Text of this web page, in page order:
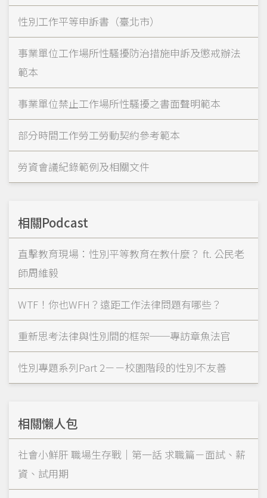
性別工作平等申訴書（臺北市）
事業單位工作場所性騷擾防治措施申訴及懲戒辦法
範本
事業單位禁止工作場所性騷擾之書面聲明範本
部分時間工作勞工勞動契約參考範本
勞資會議紀錄範例及相關文件
相關Podcast
直擊教育現場：性別平等教育在教什麼？ ft. 公民老
師周維毅
WTF！你也WFH？遠距工作法律問題有哪些？
重新思考法律與性別間的框架──專訪章魚法官
性別專題系列Part 2－－校園階段的性別不友善
相關懶人包
社會小鮮肝 職場生存戰｜第一話 求職篇－面試、薪
資、試用期